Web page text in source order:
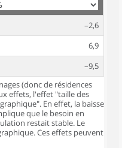
–2,6
6,9
–9,5
(donc de résidences
effets, l'effet "taille des
En effet, la baisse
que le besoin en
restait stable. Le
Ces effets peuvent